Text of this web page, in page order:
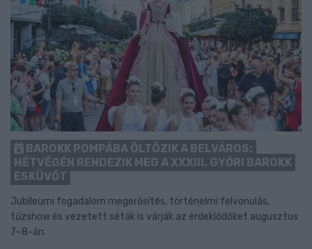
BAROKK POMPÁBA ÖLTÖZIK A BELVÁROS:
HÉTVÉGÉN RENDEZIK MEG A XXXIII. GYŐRI BAROKK
ESKÜVŐT
Jubileumi fogadalom megerősítés, történelmi felvonulás,
tűzshow és vezetett séták is várják az érdeklődőket augusztus
7–8-án.